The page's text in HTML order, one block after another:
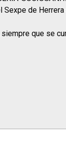
Sexpe de
que se